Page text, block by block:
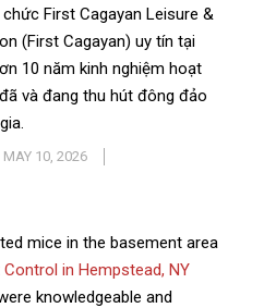
First Cagayan Leisure &
(First Cagayan) uy tín tại
10 năm kinh nghiệm hoạt
và đang thu hút đông đảo
MAY 10, 2026
mice in the basement area
Control in Hempstead, NY
knowledgeable and